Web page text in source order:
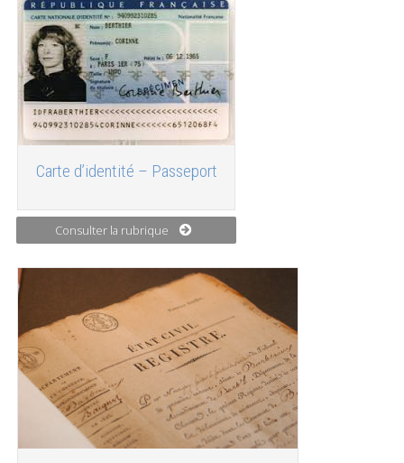
Carte d’identité – Passeport
Consulter la rubrique